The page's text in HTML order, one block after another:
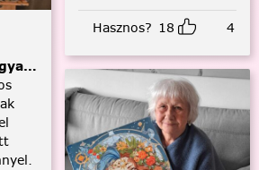
tengeren
Hasznos? 18 4